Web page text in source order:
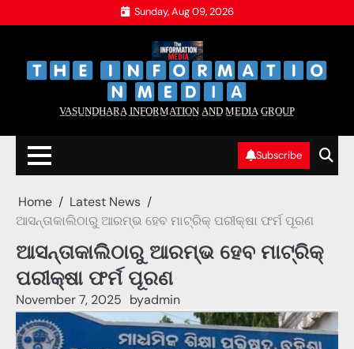
to
Sunday, Aug 09, 2026
V̲A̲S̲U̲N̲D̲H̲A̲R̲A̲ I̲N̲F̲O̲R̲M̲A̲T̲I̲O̲N̲ A̲N̲D̲ M̲E̲D̲I̲A̲ G̲R̲O̲U̲P̲
Subscribe
Home
Latest News
ଆସନ୍ତାକାଲିଠାରୁ ଆରମ୍ଭ ହେବ ମାଟ୍ରିକ୍ ପରୀକ୍ଷା ଫର୍ମ ପୂରଣ
ଆସନ୍ତାକାଲିଠାରୁ ଆରମ୍ଭ ହେବ ମାଟ୍ରିକ୍
ପରୀକ୍ଷା ଫର୍ମ ପୂରଣ
November 7, 2025 byadmin